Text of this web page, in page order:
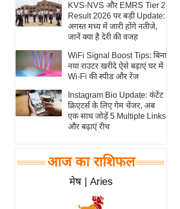
रिलेशनशिप
राजनीति
विश्लेषण
समसामयिक
मातृभूमि
स्तंभ
एम.
आर.
चाय पर
समीक्षा
KVS-NVS और EMRS Tier 2
Result 2026 पर बड़ी Update:
अगस्त मध्य में जारी होंगे नतीजे,
जानें क्या है देरी की वजह
WiFi Signal Boost Tips: बिना
नया राउटर खरीदे ऐसे बढ़ाएं घर में
Wi-Fi की स्पीड और रेंज
Instagram Bio Update: कंटेंट
क्रिएटर्स के लिए गेम चेंजर, अब
एक साथ जोड़ें 5 Multiple Links
और बढ़ाएं रीच
आज का राशिफल
मेष | Aries